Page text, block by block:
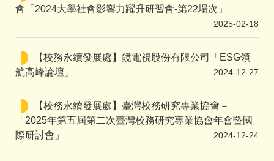
會「2024大學社會影響力躍升研習會-第22場次」
2025-02-18
【校務永續發展處】鏡電視股份有限公司「ESG領
航高峰論壇」
2024-12-27
【校務永續發展處】臺灣校務研究專業協會－
「2025年第五屆第二次臺灣校務研究專業協會年會暨國
際研討會」
2024-12-24